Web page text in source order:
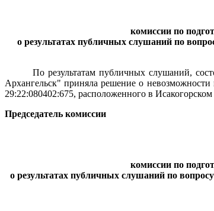
комиссии по
о результатах публичных слушаний по
По результатам публичных слушаний,
Архангельск" приняла решение о невозможности
29:22:080402:675, расположенного в
Председатель комиссии
комиссии по
о результатах публичных слушаний по